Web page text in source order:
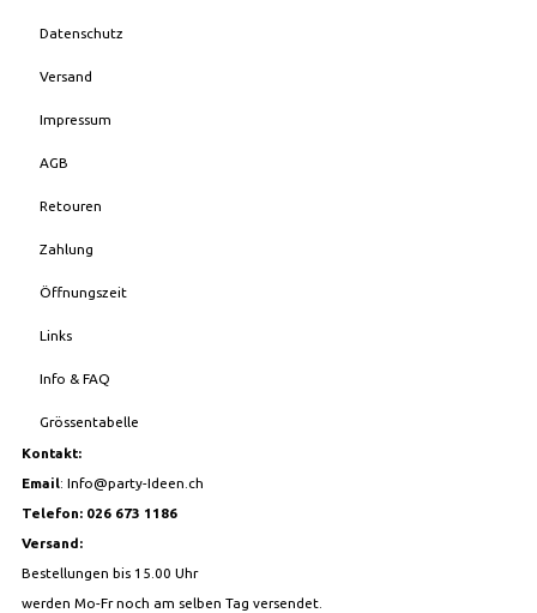
Datenschutz
Versand
Impressum
AGB
Retouren
Zahlung
Öffnungszeit
Links
Info & FAQ
Grössentabelle
Kontakt:
Email: Info@party-Ideen.ch
Telefon: 026 673 1186
Versand:
Bestellungen bis 15.00 Uhr
werden Mo-Fr noch am selben Tag versendet.